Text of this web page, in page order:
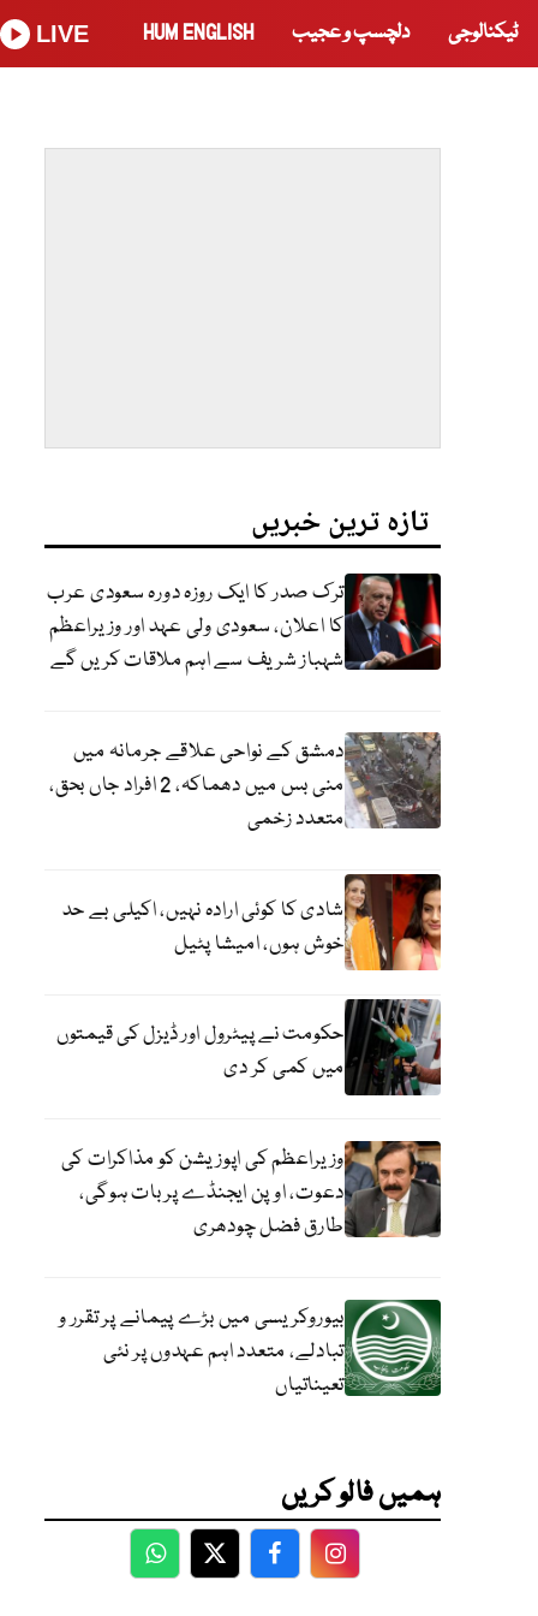
ٹیکنالوجی دلچسپ و عجیب HUM ENGLISH
LIVE
تازہ ترین خبریں
ترک صدر کا ایک روزہ دورہ سعودی عرب
کا اعلان، سعودی ولی عہد اور وزیراعظم
شہباز شریف سے اہم ملاقات کریں گے
دمشق کے نواحی علاقے جرمانہ میں
منی بس میں دھماکہ، 2 افراد جاں بحق،
متعدد زخمی
شادی کا کوئی ارادہ نہیں، اکیلی بے حد
خوش ہوں، امیشا پٹیل
حکومت نے پیٹرول اور ڈیزل کی قیمتوں
میں کمی کر دی
وزیراعظم کی اپوزیشن کو مذاکرات کی
دعوت، اوپن ایجنڈے پر بات ہوگی،
طارق فضل چودھری
بیوروکریسی میں بڑے پیمانے پر تقرر و
تبادلے، متعدد اہم عہدوں پر نئی
تعیناتیاں
ہمیں فالو کریں
WhatsApp
TwitterFacebookFacebook